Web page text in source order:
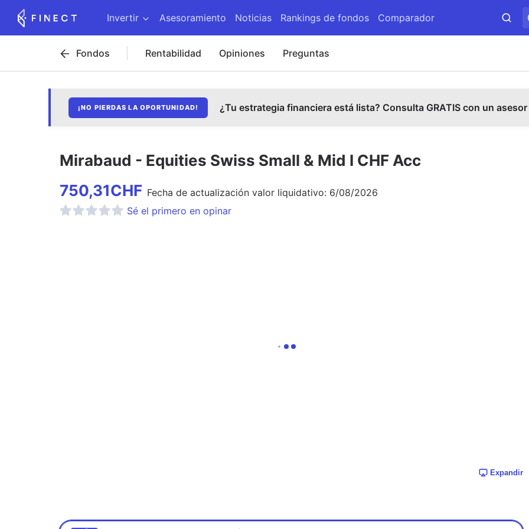
Invertir Asesoramiento Noticias Rankings de fondos Comparador
Fondos Rentabilidad Opiniones Preguntas
¡NO PIERDAS LA OPORTUNIDAD! ¿Tu estrategia financiera está lista? Consulta GRATIS con un
Mirabaud - Equities Swiss Small & Mid I CHF Acc
750,31CHF Fecha de actualización valor liquidativo: 6/08/2026
Sé el primero en opinar
Expandir